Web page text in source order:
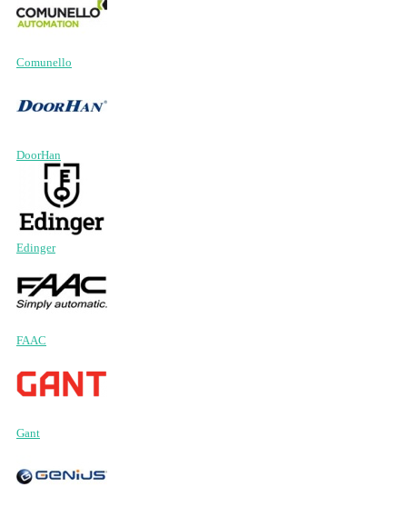
Comunello
DoorHan
Edinger
FAAC
Gant